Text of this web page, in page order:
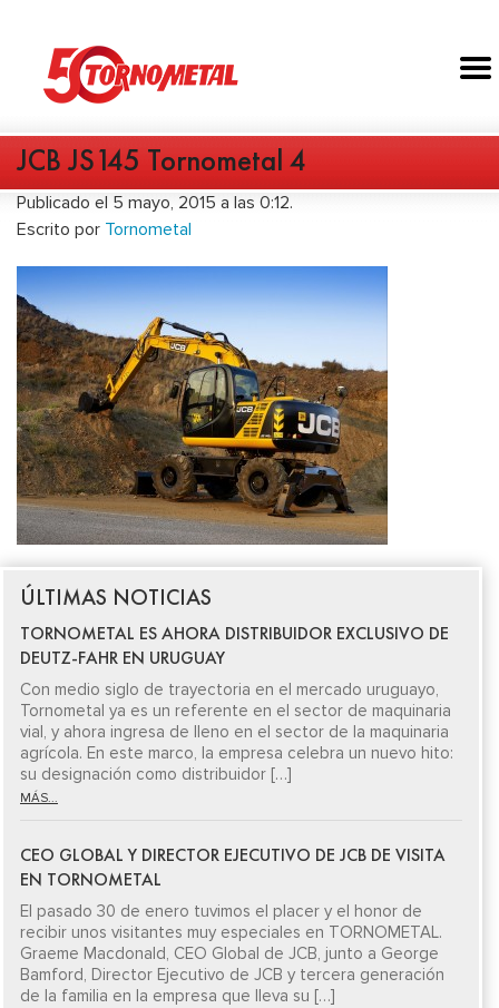
JCB JS145 Tornometal 4
Publicado el 5 mayo, 2015 a las 0:12.
Escrito por Tornometal
ÚLTIMAS NOTICIAS
TORNOMETAL ES AHORA DISTRIBUIDOR EXCLUSIVO DE
DEUTZ-FAHR EN URUGUAY
Con medio siglo de trayectoria en el mercado uruguayo,
Tornometal ya es un referente en el sector de maquinaria
vial, y ahora ingresa de lleno en el sector de la maquinaria
agrícola. En este marco, la empresa celebra un nuevo hito:
su designación como distribuidor […]
MÁS...
CEO GLOBAL Y DIRECTOR EJECUTIVO DE JCB DE VISITA
EN TORNOMETAL
El pasado 30 de enero tuvimos el placer y el honor de
recibir unos visitantes muy especiales en TORNOMETAL.
Graeme Macdonald, CEO Global de JCB, junto a George
Bamford, Director Ejecutivo de JCB y tercera generación
de la familia en la empresa que lleva su […]